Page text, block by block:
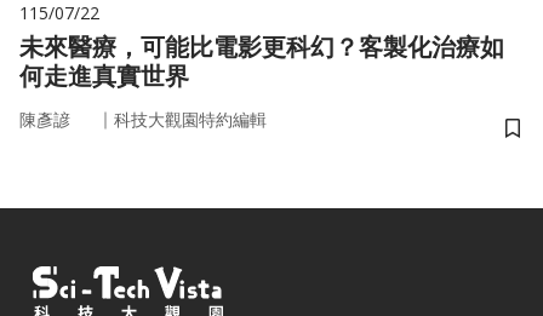
115/07/22
未來醫療，可能比電影更科幻？客製化治療如
何走進真實世界
陳彥諺 ｜ 科技大觀園特約編輯
儲